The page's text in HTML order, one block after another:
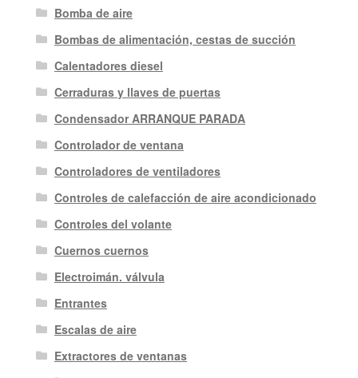
Bomba de aire
Bombas de alimentación, cestas de succión
Calentadores diesel
Cerraduras y llaves de puertas
Condensador ARRANQUE PARADA
Controlador de ventana
Controladores de ventiladores
Controles de calefacción de aire acondicionado
Controles del volante
Cuernos cuernos
Electroimán. válvula
Entrantes
Escalas de aire
Extractores de ventanas